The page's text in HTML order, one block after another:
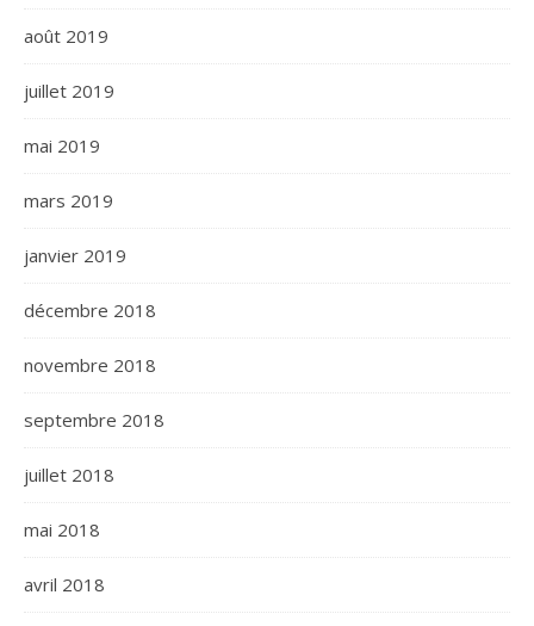
août 2019
juillet 2019
mai 2019
mars 2019
janvier 2019
décembre 2018
novembre 2018
septembre 2018
juillet 2018
mai 2018
avril 2018